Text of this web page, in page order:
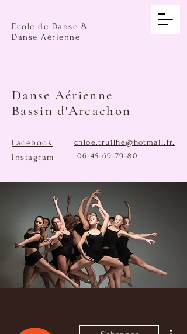
Ecole de Danse &
Danse Aérienne
Danse Aérienne
Bassin d'Arcachon
Facebook
Instagram
chloe.truilhe@hotmail.fr.
06-45-69-79-80